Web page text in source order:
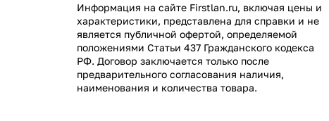
Информация на сайте Firstlan.ru, включая цены и
характеристики, представлена для справки и не
является публичной офертой, определяемой
положениями Статьи 437 Гражданского кодекса
РФ. Договор заключается только после
предварительного согласования наличия,
наименования и количества товара.